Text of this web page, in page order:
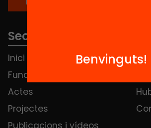
Seccions
Inici
Fundació
Actes
Projectes
Publicacions i vídeos
Benvinguts!